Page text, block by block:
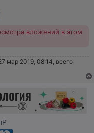
вложений в этом
мар 2019, 08:14, всего